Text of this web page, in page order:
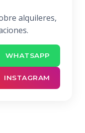
alquileres,
WHATSAPP
INSTAGRAM